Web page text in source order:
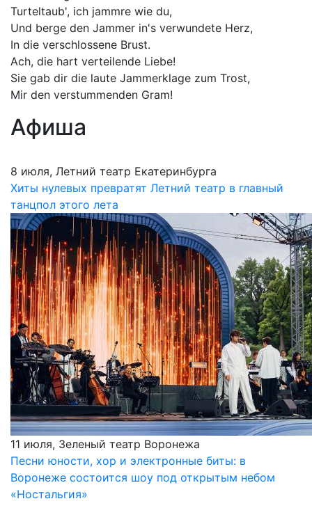
Turteltaub', ich jammre wie du,
Und berge den Jammer in's verwundete Herz,
In die verschlossene Brust.
Ach, die hart verteilende Liebe!
Sie gab dir die laute Jammerklage zum Trost,
Mir den verstummenden Gram!
Афиша
8 июля, Летний театр Екатеринбурга
Хиты нулевых превратят Летний театр в главный
танцпол этого лета
11 июля, Зеленый театр Воронежа
Песни юности, хор и электронные биты: в
Воронеже состоится шоу под открытым небом
«Ностальгия»